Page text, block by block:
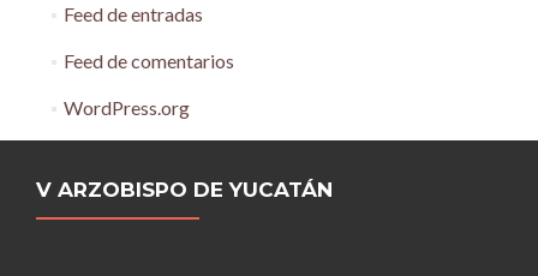
Feed de entradas
Feed de comentarios
WordPress.org
V ARZOBISPO DE YUCATÁN